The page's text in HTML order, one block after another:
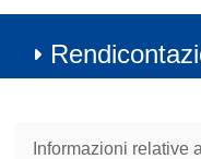
Informazioni relative